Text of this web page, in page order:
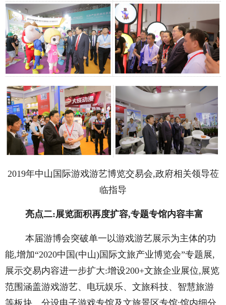
2019年中山国际游戏游艺博览交易会,政府相关领导莅
临指导
亮点二:展览面积再度扩容,专题专馆内容丰富
本届游博会突破单一以游戏游艺展示为主体的功
能,增加“2020中国(中山)国际文旅产业博览会”专题展,
展示交易内容进一步扩大:增设200+文旅企业展位,展览
范围涵盖游戏游艺、电玩娱乐、文旅科技、智慧旅游